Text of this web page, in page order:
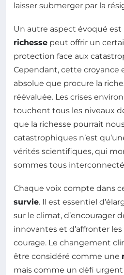
laisser submerger par la
Un autre aspect évoqué
richesse peut offrir un
protection face aux
Cependant, cette croyance
absolue que procure la
réévaluée. Les crises
touchent tous les niveaux
que la richesse pourrait
catastrophiques n’est
vérités scientifiques, qui
sommes tous
Chaque voix compte dans
survie. Il est essentiel
sur le climat, d’encourager
innovantes et d’affronter
courage. Le changement
être considéré comme une
mais comme un défi